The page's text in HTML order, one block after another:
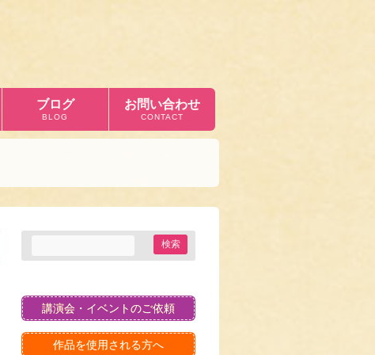
ブログ
BLOG
お問い合わせ
CONTACT
講演会・イベントのご依頼
作品を使用される方へ